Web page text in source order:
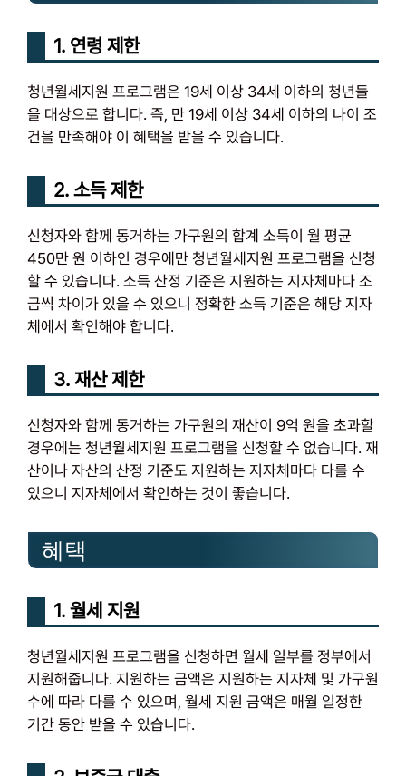
1. 연령 제한
청년월세지원 프로그램은 19세 이상 34세 이하의 청년들
을 대상으로 합니다. 즉, 만 19세 이상 34세 이하의 나이 조
건을 만족해야 이 혜택을 받을 수 있습니다.
2. 소득 제한
신청자와 함께 동거하는 가구원의 합계 소득이 월 평균
450만 원 이하인 경우에만 청년월세지원 프로그램을 신청
할 수 있습니다. 소득 산정 기준은 지원하는 지자체마다 조
금씩 차이가 있을 수 있으니 정확한 소득 기준은 해당 지자
체에서 확인해야 합니다.
3. 재산 제한
신청자와 함께 동거하는 가구원의 재산이 9억 원을 초과할
경우에는 청년월세지원 프로그램을 신청할 수 없습니다. 재
산이나 자산의 산정 기준도 지원하는 지자체마다 다를 수
있으니 지자체에서 확인하는 것이 좋습니다.
혜택
1. 월세 지원
청년월세지원 프로그램을 신청하면 월세 일부를 정부에서
지원해줍니다. 지원하는 금액은 지원하는 지자체 및 가구원
수에 따라 다를 수 있으며, 월세 지원 금액은 매월 일정한
기간 동안 받을 수 있습니다.